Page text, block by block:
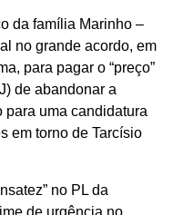
da família Marinho –
no grande acordo, em
para pagar o “preço”
de abandonar a
para uma candidatura
em torno de Tarcísio
no PL da
de urgência no